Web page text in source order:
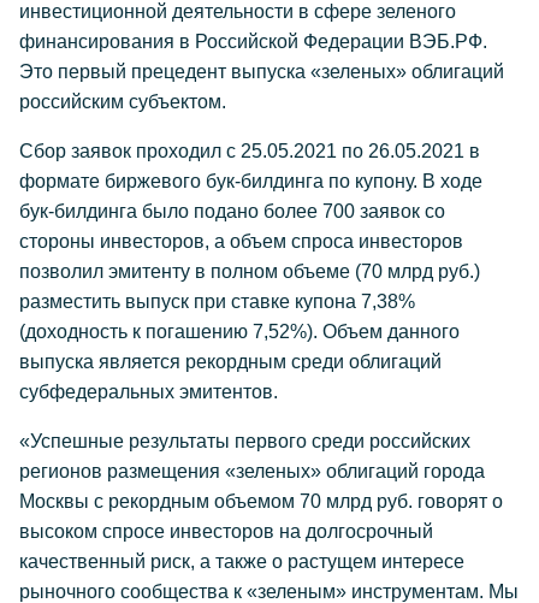
инвестиционной деятельности в сфере зеленого
финансирования в Российской Федерации ВЭБ.РФ.
Это первый прецедент выпуска «зеленых» облигаций
российским субъектом.
Сбор заявок проходил с 25.05.2021 по 26.05.2021 в
формате биржевого бук-билдинга по купону. В ходе
бук-билдинга было подано более 700 заявок со
стороны инвесторов, а объем спроса инвесторов
позволил эмитенту в полном объеме (70 млрд руб.)
разместить выпуск при ставке купона 7,38%
(доходность к погашению 7,52%). Объем данного
выпуска является рекордным среди облигаций
субфедеральных эмитентов.
«Успешные результаты первого среди российских
регионов размещения «зеленых» облигаций города
Москвы с рекордным объемом 70 млрд руб. говорят о
высоком спросе инвесторов на долгосрочный
качественный риск, а также о растущем интересе
рыночного сообщества к «зеленым» инструментам. Мы